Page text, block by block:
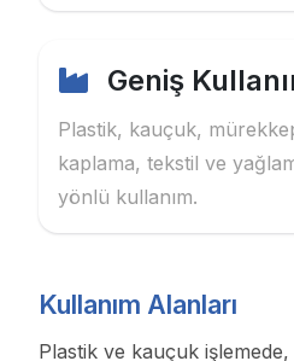
Geniş
Plastik, kauçuk,
kaplama, tekstil ve
yönlü kullanım.
Kullanım Alanları
Plastik ve kauçuk işlemede,